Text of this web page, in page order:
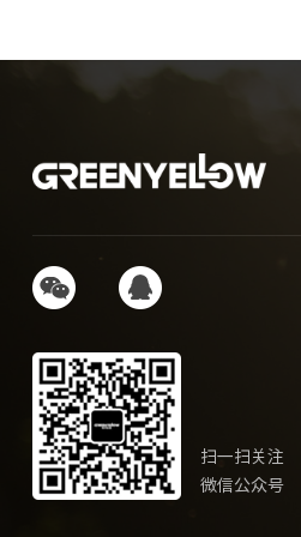
扫一扫关注
微信公众号